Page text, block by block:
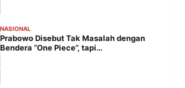
NASIONAL
Prabowo Disebut Tak Masalah dengan
Bendera “One Piece”, tapi…